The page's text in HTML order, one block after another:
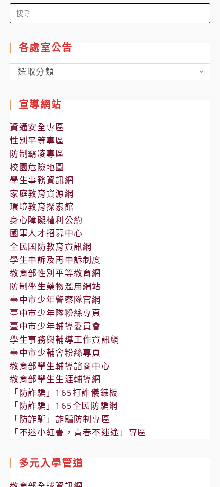
Search
for:
各處室公告
各
處
公
告
選取分類
宣導網站
資通安全專區
性別平等專區
防制霸凌專區
校園危險地圖
學生事務資訊網
家庭教育資源網
環境教育探索館
身心障礙權利公約
國軍人才招募中心
全民國防教育資訊網
學生申訴及再申訴制度
教育部性別平等教育網
防制學生藥物濫用網站
臺中市少年警察隊官網
臺中市少年隊粉絲專頁
臺中市少年輔導委員會
學生事務與輔導工作資訊網
臺中市少輔會粉絲專頁
教育部學生輔導諮商中心
教育部學生生涯輔導網
「防詐騙」165打詐儀錶板
「防詐騙」165全民防騙網
「防詐騙」詐騙防制專區
「不迷小紅書，青春不迷途」專區
多元入學管道